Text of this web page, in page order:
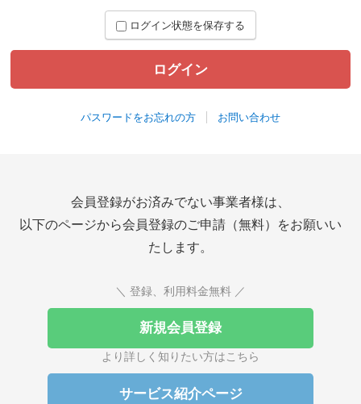
ログイン状態を保存する
パスワードをお忘れの方 お問い合わせ
会員登録がお済みでない事業者様は、
以下のページから会員登録のご申請（無料）をお願いい
たします。
＼ 登録、利用料金無料 ／
新規会員登録
より詳しく知りたい方はこちら
サービス紹介ページ